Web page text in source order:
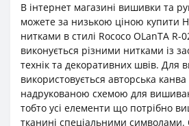
В інтернет магазині вишивки та
можете за низькою ціною купити
нитками в стилі Rococo OLanTА R-
виконується різними нитками із
технік та декоративних швів. Для
використовується авторська
надрукованою схемою для
тобто усі елементи що потрібно
тканині спеціальними